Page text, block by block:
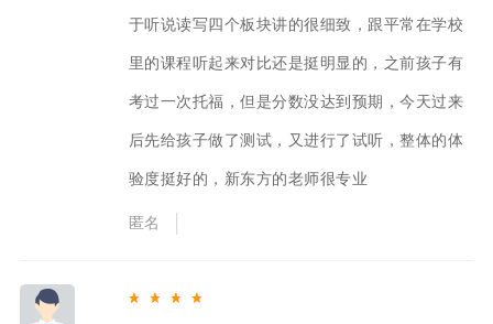
于听说读写四个板块讲的很细致，跟平常在学校
里的课程听起来对比还是挺明显的，之前孩子有
考过一次托福，但是分数没达到预期，今天过来
后先给孩子做了测试，又进行了试听，整体的体
验度挺好的，新东方的老师很专业
匿名